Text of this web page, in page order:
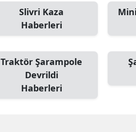
Slivri Kaza
Haberleri
Traktör Şarampole
Devrildi
Haberleri